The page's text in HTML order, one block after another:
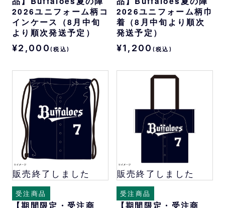
2026ユニフォーム柄コ
インケース（8月中旬
より順次発送予定）
¥2,000 (税込)
2026ユニフォーム柄巾
着（8月中旬より順次
発送予定）
¥1,200 (税込)
販売終了しました
受注商品
【期間限定・受注商
販売終了しました
受注商品
【期間限定・受注商